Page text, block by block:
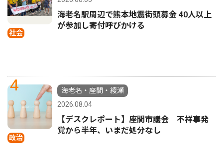
社会
海老名駅周辺で熊本地震街頭募金 40人以上
が参加し寄付呼びかける
4
政治
海老名・座間・綾瀬
2026.08.04
【デスクレポート】座間市議会 不祥事発
覚から半年、いまだ処分なし